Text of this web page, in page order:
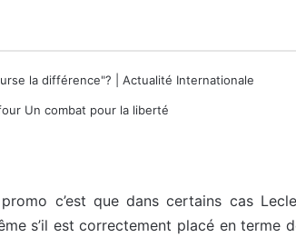
la différence"? | Actualité Internationale
Un combat pour la liberté
c’est que dans certains cas
s’il est correctement placé en terme